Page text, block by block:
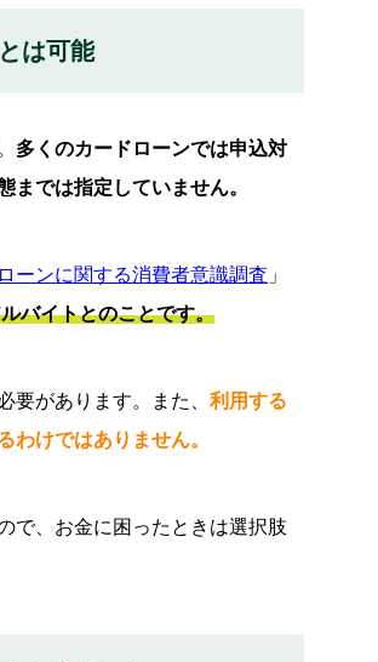
は可能
多くのカードローンでは申込対
では指定していません。
ーンに関する消費者意識調査 」
バイトとのことです。
要があります。また、 利用する
わけではありません。
で、お金に困ったときは選択肢